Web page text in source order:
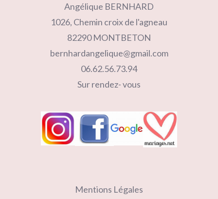
Angélique BERNHARD
1026, Chemin croix de l'agneau
82290 MONTBETON
bernhardangelique@gmail.com
06.62.56.73.94
Sur rendez- vous
Mentions Légales